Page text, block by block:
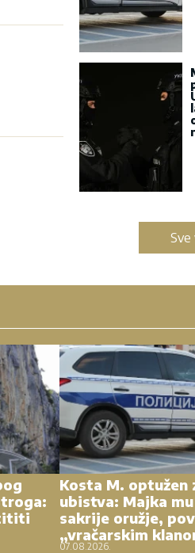
Sve
Kosta M. optužen
ubistva: Majka
sakrije oružje,
„vračarskim
07.08.2026.